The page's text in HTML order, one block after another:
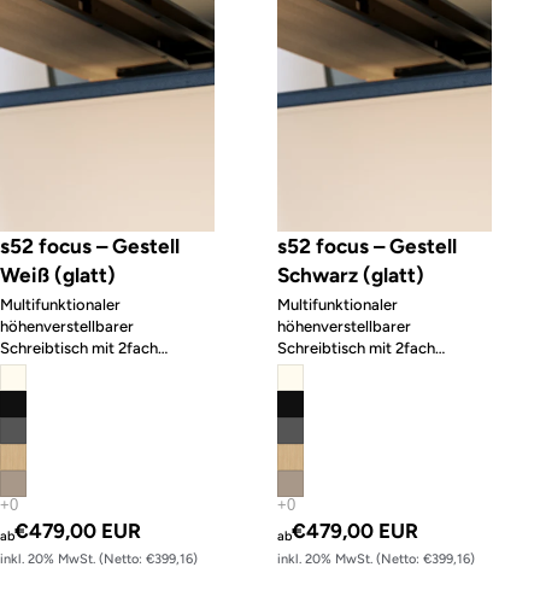
s52 focus – Gestell
Weiß (glatt)
Multifunktionaler
höhenverstellbarer
Schreibtisch mit 2fach
Memory-Funktion
ab€479,00 EUR
inkl. 20% MwSt. (Netto: €399,16)
s52 focus – Gestell
Schwarz (glatt)
Multifunktionaler
höhenverstellbarer
Schreibtisch mit 2fach
Memory-Funktion
ab€479,00 EUR
inkl. 20% MwSt. (Netto: €399,16)